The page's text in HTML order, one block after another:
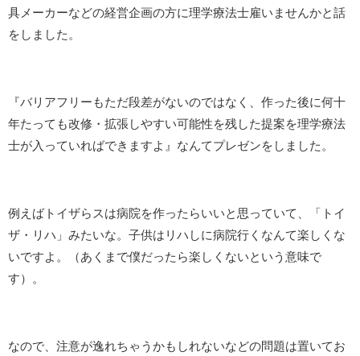
具メーカーなどの経営企画の方に理学療法士雇いませんかと話
をしました。
『バリアフリーもただ段差がないのではなく、作った後に何十
年たっても改修・拡張しやすい可能性を残した提案を理学療法
士が入っていればできますよ』なんてプレゼンをしました。
例えばトイザらスは病院を作ったらいいと思っていて、「トイ
ザ・リハ」みたいな。子供はリハしに病院行くなんて楽しくな
いですよ。（あくまで僕だったら楽しくないという意味で
す）。
なので、注意が逸れちゃうかもしれないなどの問題は置いてお